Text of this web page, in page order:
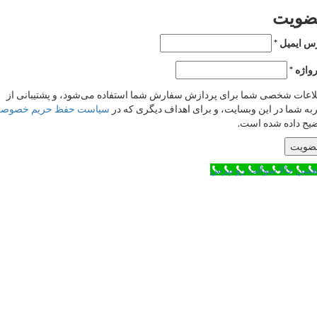
*
*
شخصی شما برای پردازش سفارش شما استفاده می‌شود، و پشتیبانی از
در این وبسایت، و برای اهداف دیگری که درسیاست حفظ حریم خصوصی
شده است.
سوالت رو بپرس